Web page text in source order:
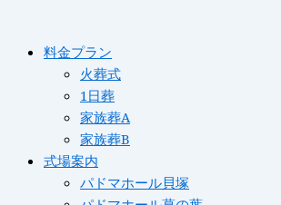
料金プラン
火葬式
1日葬
家族葬A
家族葬B
式場案内
パドマホール貝塚